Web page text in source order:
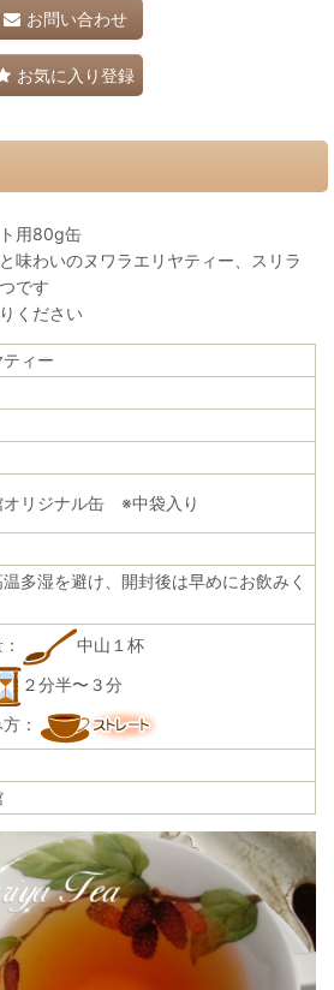
お問い合わせ
お気に入り登録
用80g缶
味わいのヌワラエリヤティー、スリラ
です
ください
ィー
オリジナル缶 ※中袋入り
多湿を避け、開封後は早めにお飲みく
中山１杯
２分半〜３分
：